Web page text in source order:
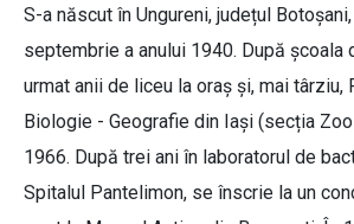
S-a născut în Ungureni, județul
septembrie a anului 1940. După școala
urmat anii de liceu la oraș și, mai târziu,
Biologie - Geografie din Iași (secția
1966. După trei ani în laboratorul de
Spitalul Pantelimon, se înscrie la un